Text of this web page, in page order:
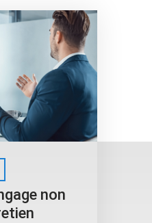
non